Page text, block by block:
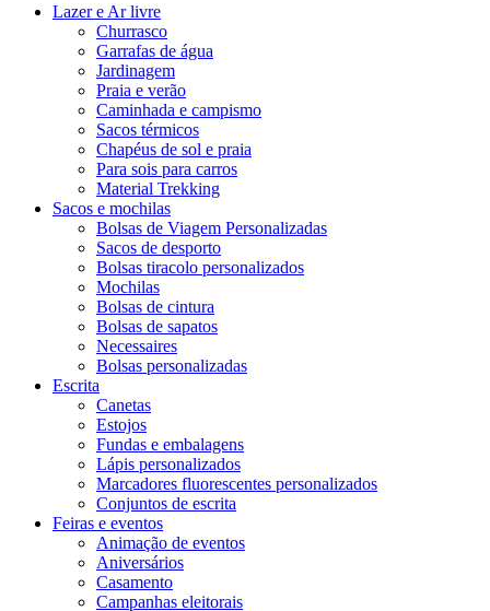
Lazer e Ar livre
Churrasco
Garrafas de água
Jardinagem
Praia e verão
Caminhada e campismo
Sacos térmicos
Chapéus de sol e praia
Para sois para carros
Material Trekking
Sacos e mochilas
Bolsas de Viagem Personalizadas
Sacos de desporto
Bolsas tiracolo personalizados
Mochilas
Bolsas de cintura
Bolsas de sapatos
Necessaires
Bolsas personalizadas
Escrita
Canetas
Estojos
Fundas e embalagens
Lápis personalizados
Marcadores fluorescentes personalizados
Conjuntos de escrita
Feiras e eventos
Animação de eventos
Aniversários
Casamento
Campanhas eleitorais